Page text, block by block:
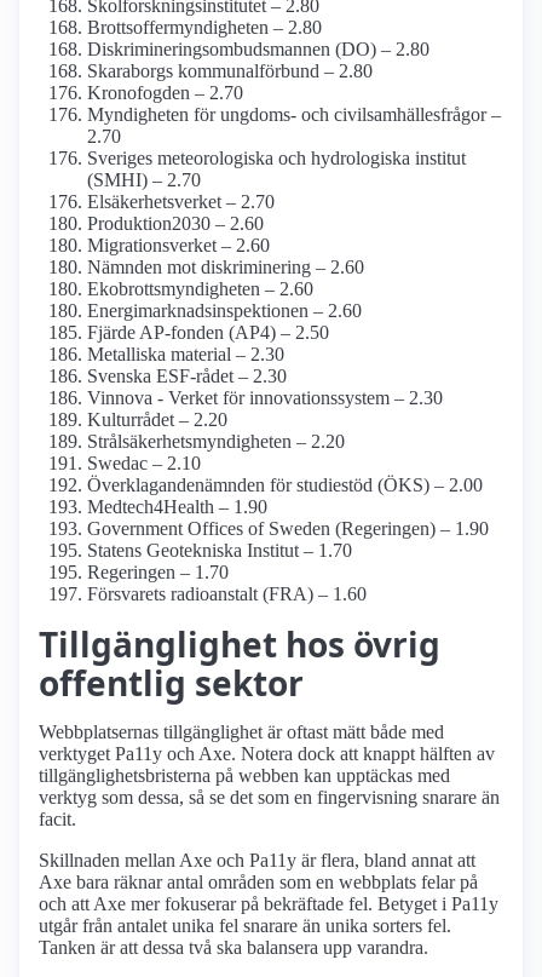
Skolforsknings­institutet – 2.80
Brottsoffer­myndigheten – 2.80
Diskriminerings­ombudsmannen (DO) – 2.80
Skaraborgs kommunal­förbund – 2.80
Kronofogden – 2.70
Myndigheten för ungdoms- och civilsamhälles­frågor –
2.70
Sveriges meteoro­logiska och hydrologiska institut
(SMHI) – 2.70
Elsäkerhets­verket – 2.70
Produktion2030 – 2.60
Migrationsverket – 2.60
Nämnden mot diskriminering – 2.60
Ekobrotts­myndigheten – 2.60
Energimarknads­inspektionen – 2.60
Fjärde AP-fonden (AP4) – 2.50
Metalliska material – 2.30
Svenska ESF-rådet – 2.30
Vinnova - Verket för innovations­system – 2.30
Kulturrådet – 2.20
Strålsäkerhets­myndigheten – 2.20
Swedac – 2.10
Överklagande­nämnden för studiestöd (ÖKS) – 2.00
Medtech4­Health – 1.90
Government Offices of Sweden (Regeringen) – 1.90
Statens Geotekniska Institut – 1.70
Regeringen – 1.70
Försvarets radioanstalt (FRA) – 1.60
Tillgänglighet hos övrig
offentlig sektor
Webbplatsernas tillgänglighet är oftast mätt både med
verktyget Pa11y och Axe. Notera dock att knappt hälften av
tillgänglighetsbristerna på webben kan upptäckas med
verktyg som dessa, så se det som en fingervisning snarare än
facit.
Skillnaden mellan Axe och Pa11y är flera, bland annat att
Axe bara räknar antal områden som en webbplats felar på
och att Axe mer fokuserar på bekräftade fel. Betyget i Pa11y
utgår från antalet unika fel snarare än unika sorters fel.
Tanken är att dessa två ska balansera upp varandra.